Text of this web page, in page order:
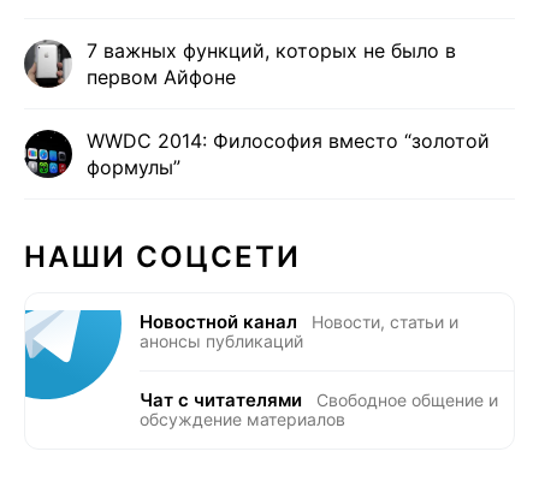
7 важных функций, которых не было в
первом Айфоне
WWDC 2014: Философия вместо “золотой
формулы”
НАШИ СОЦСЕТИ
Новостной канал
Новости, статьи и
анонсы публикаций
Чат с читателями
Свободное общение и
обсуждение материалов